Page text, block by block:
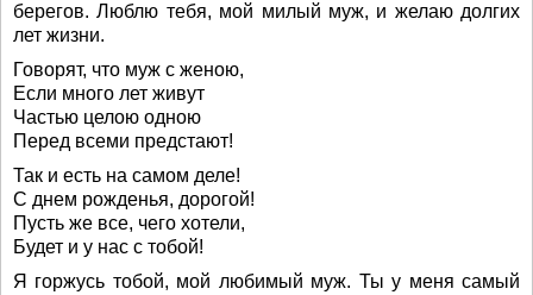
берегов. Люблю тебя, мой милый муж, и желаю долгих
лет жизни.
Говорят, что муж с женою,
Если много лет живут
Частью целою одною
Перед всеми предстают!
Так и есть на самом деле!
С днем рожденья, дорогой!
Пусть же все, чего хотели,
Будет и у нас с тобой!
Я горжусь тобой, мой любимый муж. Ты у меня самый